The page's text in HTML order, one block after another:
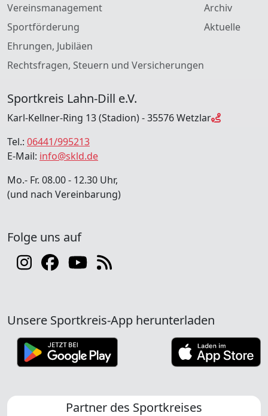
Vereinsmanagement
Sportförderung
Ehrungen, Jubiläen
Rechtsfragen, Steuern und Versicherungen
Archiv
Aktuelle
Sportkreis Lahn-Dill e.V.
Karl-Kellner-Ring 13 (Stadion) - 35576 Wetzlar
Tel.: 06441/995213
E-Mail: info@skld.de
Mo.- Fr. 08.00 - 12.30 Uhr,
(und nach Vereinbarung)
Folge uns auf
Unsere Sportkreis-App herunterladen
Partner des Sportkreises